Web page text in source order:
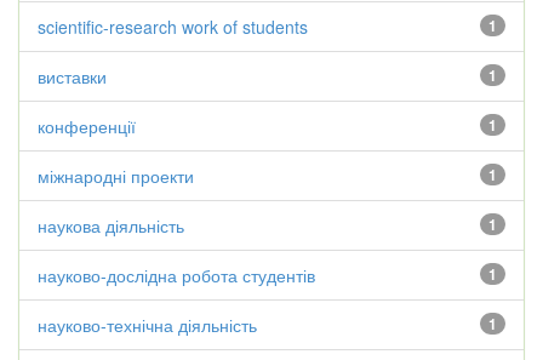
1
scientific-research work of students
1
виставки
1
конференції
1
міжнародні проекти
1
наукова діяльність
1
науково-дослідна робота студентів
1
науково-технічна діяльність